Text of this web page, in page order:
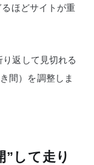
るほどサイトが重
返して見切れる
間）を調整しま
して走り